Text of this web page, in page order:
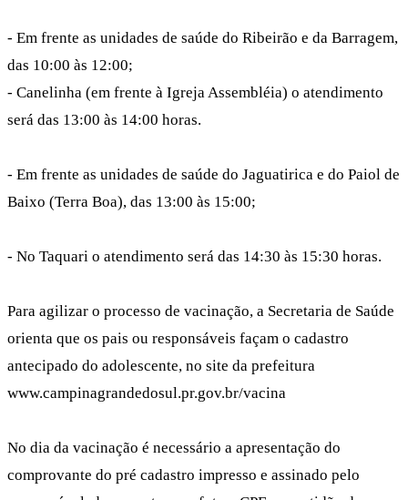
- Em frente as unidades de saúde do Ribeirão e da Barragem,
das 10:00 às 12:00;⠀
- Canelinha (em frente à Igreja Assembléia) o atendimento
será das 13:00 às 14:00 horas.
- Em frente as unidades de saúde do Jaguatirica e do Paiol de
Baixo (Terra Boa), das 13:00 às 15:00;
- No Taquari o atendimento será das 14:30 às 15:30 horas.
Para agilizar o processo de vacinação, a Secretaria de Saúde
orienta que os pais ou responsáveis façam o cadastro
antecipado do adolescente, no site da prefeitura
www.campinagrandedosul.pr.gov.br/vacina
No dia da vacinação é necessário a apresentação do
comprovante do pré cadastro impresso e assinado pelo